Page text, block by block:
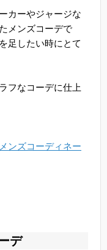
カーやジャージな
メンズコーデで
足したい時にとて
フなコーデに仕上
ンズコーディネー
デ